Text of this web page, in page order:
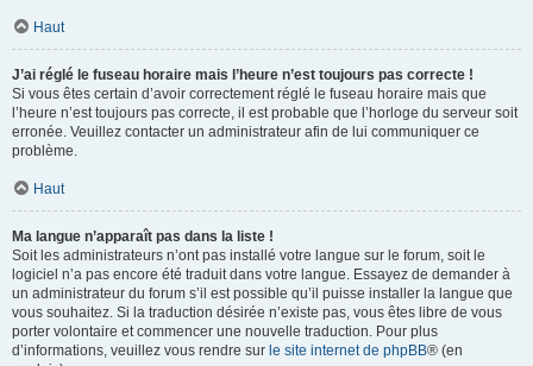
Haut
J’ai réglé le fuseau horaire mais l’heure n’est toujours pas correcte !
Si vous êtes certain d’avoir correctement réglé le fuseau horaire mais que
l’heure n’est toujours pas correcte, il est probable que l’horloge du serveur soit
erronée. Veuillez contacter un administrateur afin de lui communiquer ce
problème.
Haut
Ma langue n’apparaît pas dans la liste !
Soit les administrateurs n’ont pas installé votre langue sur le forum, soit le
logiciel n’a pas encore été traduit dans votre langue. Essayez de demander à
un administrateur du forum s’il est possible qu’il puisse installer la langue que
vous souhaitez. Si la traduction désirée n’existe pas, vous êtes libre de vous
porter volontaire et commencer une nouvelle traduction. Pour plus
d’informations, veuillez vous rendre sur le site internet de phpBB® (en